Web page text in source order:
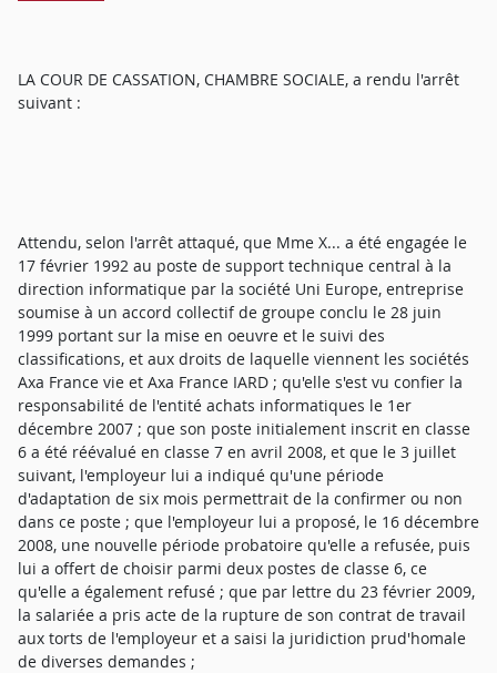
LA COUR DE CASSATION, CHAMBRE SOCIALE, a rendu l'arrêt
suivant :
Attendu, selon l'arrêt attaqué, que Mme X... a été engagée le
17 février 1992 au poste de support technique central à la
direction informatique par la société Uni Europe, entreprise
soumise à un accord collectif de groupe conclu le 28 juin
1999 portant sur la mise en oeuvre et le suivi des
classifications, et aux droits de laquelle viennent les sociétés
Axa France vie et Axa France IARD ; qu'elle s'est vu confier la
responsabilité de l'entité achats informatiques le 1er
décembre 2007 ; que son poste initialement inscrit en classe
6 a été réévalué en classe 7 en avril 2008, et que le 3 juillet
suivant, l'employeur lui a indiqué qu'une période
d'adaptation de six mois permettrait de la confirmer ou non
dans ce poste ; que l'employeur lui a proposé, le 16 décembre
2008, une nouvelle période probatoire qu'elle a refusée, puis
lui a offert de choisir parmi deux postes de classe 6, ce
qu'elle a également refusé ; que par lettre du 23 février 2009,
la salariée a pris acte de la rupture de son contrat de travail
aux torts de l'employeur et a saisi la juridiction prud'homale
de diverses demandes ;